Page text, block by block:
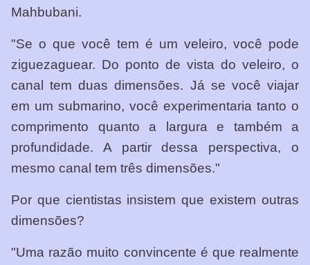
Mahbubani.
"Se o que você tem é um veleiro, você pode
ziguezaguear. Do ponto de vista do veleiro, o
canal tem duas dimensões. Já se você viajar
em um submarino, você experimentaria tanto o
comprimento quanto a largura e também a
profundidade. A partir dessa perspectiva, o
mesmo canal tem três dimensões."
Por que cientistas insistem que existem outras
dimensões?
"Uma razão muito convincente é que realmente